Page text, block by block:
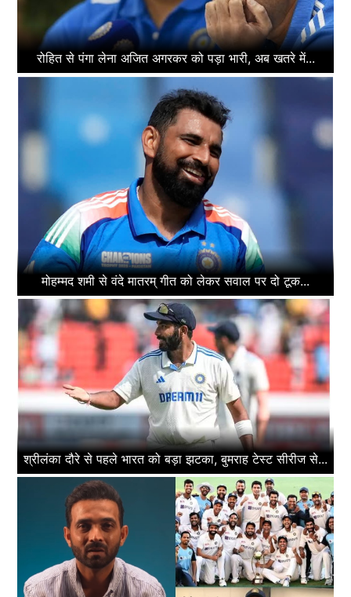
रोहित से पंगा लेना अजित अगरकर को पड़ा भारी, अब खतरे में...
मोहम्मद शमी से वंदे मातरम् गीत को लेकर सवाल पर दो टूक...
श्रीलंका दौरे से पहले भारत को बड़ा झटका, बुमराह टेस्ट सीरीज से...